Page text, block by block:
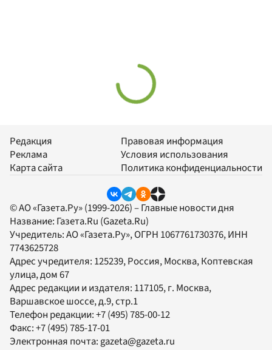
Редакция
Реклама
Карта сайта
Правовая информация
Условия использования
Политика конфиденциальности
© АО «Газета.Ру» (1999-2026) – Главные новости дня
Название: Газета.Ru (Gazeta.Ru)
Учредитель:АО «Газета.Ру», ОГРН 1067761730376, ИНН
7743625728
Адрес учредителя: 125239, Россия, Москва, Коптевская
улица, дом 67
Адрес редакции и издателя: 117105, г. Москва,
Варшавское шоссе, д.9, стр.1
Телефон редакции:+7 (495) 785-00-12
Факс:+7 (495) 785-17-01
Электронная почта:gazeta@gazeta.ru